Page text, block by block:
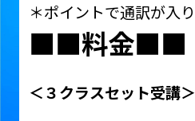
＊ポイントで通訳が入り
■■料金■■
＜３クラスセット受講＞